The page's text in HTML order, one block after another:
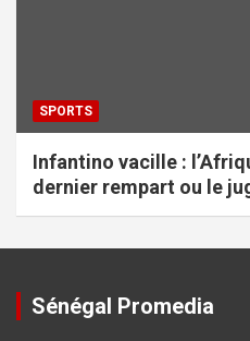
SPORTS
Infantino vacille :
dernier rempart ou le
Sénégal Promedia